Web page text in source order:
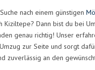
nach einem günstigen
Kiziltepe? Dann bist du bei
genau richtig! Unser
zur Seite und sorgt
zuverlässig an den